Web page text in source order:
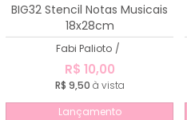
BIG32 Stencil Notas Musicais
18x28cm
Fabi Palioto /
R$ 10,00
R$ 9,50 à vista
Lançamento